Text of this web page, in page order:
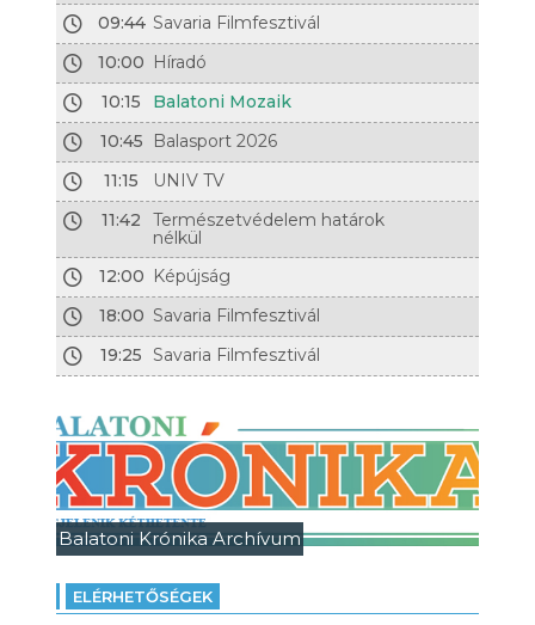
09:44 Savaria Filmfesztivál
10:00 Híradó
10:15
Balatoni Mozaik
10:45
Balasport 2026
11:15
UNIV TV
11:42
Természetvédelem határok
nélkül
12:00 Képújság
18:00 Savaria Filmfesztivál
19:25 Savaria Filmfesztivál
Balatoni Krónika Archívum
ELÉRHETŐSÉGEK